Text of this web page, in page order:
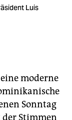
Luis
moderne
Sonntag
der Stimmen